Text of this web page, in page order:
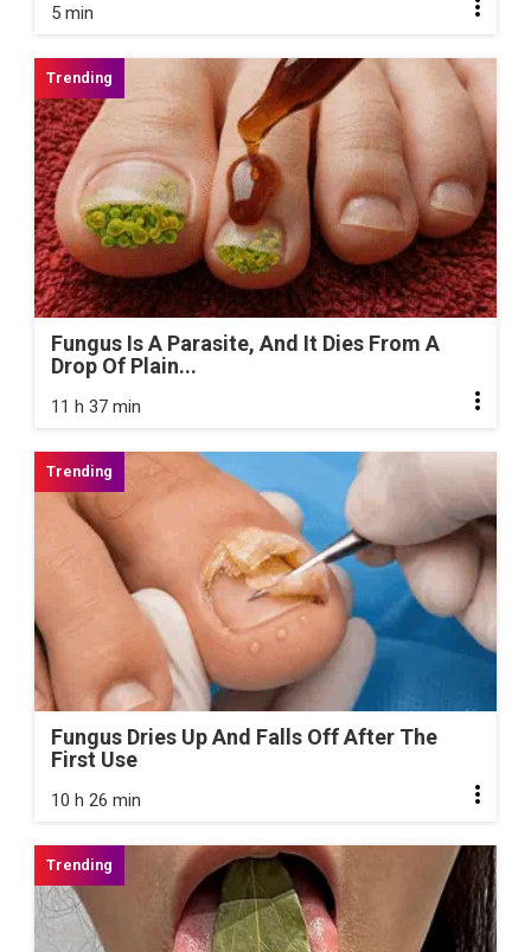
5 min
Fungus Is A Parasite, And It Dies From A
Drop Of Plain...
11 h 37 min
Fungus Dries Up And Falls Off After The
First Use
10 h 26 min